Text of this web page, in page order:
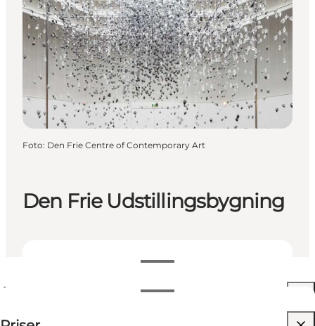
Spis & drik
Områder
Planlæg din tur
CopenPay
Copenhagen Card
Den Frie Udstillingsbygning
Foto: Den Frie Centre of Contemporary Art